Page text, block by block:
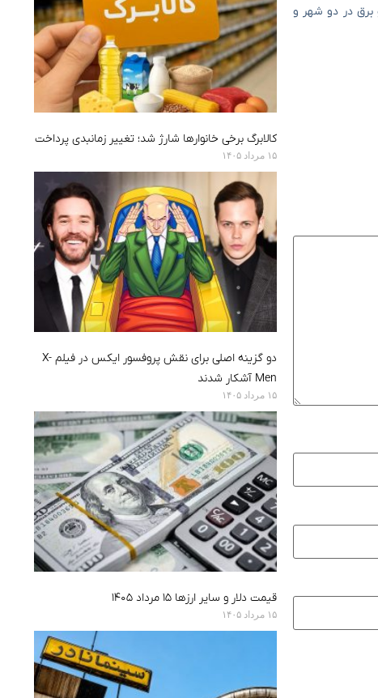
برق در دو شهر و
کالابرگ برخی خانوارها شارژ شد؛ تغییر زمانبدی پرداخت
۱۵ مرداد ۱۴۰۵
دو گزینه اصلی برای نقش پروفسور ایکس در فیلم X-
Men آشکار شدند
۱۵ مرداد ۱۴۰۵
قیمت دلار و سایر ارزها ۱۵ مرداد ۱۴۰۵
۱۵ مرداد ۱۴۰۵